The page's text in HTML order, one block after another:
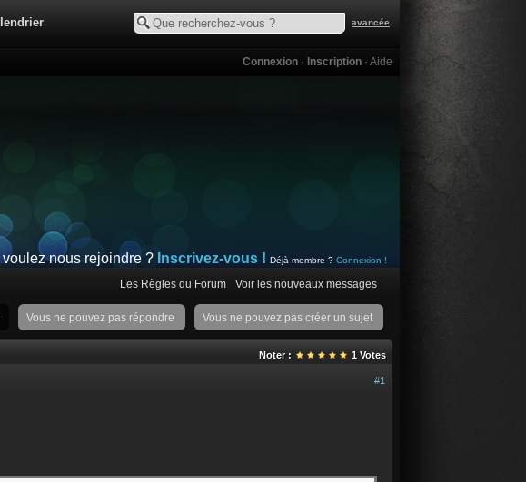
avancée
Connexion · Inscription · Aide
voulez nous rejoindre ? Inscrivez-vous ! Déjà membre ? Connexion !
Les Règles du Forum Voir les nouveaux messages
Vous ne pouvez pas créer un sujet
Vous ne pouvez pas répondre
Noter : 1 Votes
#1